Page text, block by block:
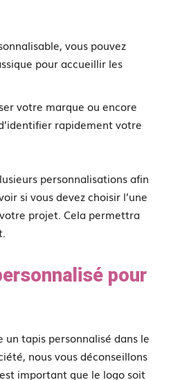
vous pouvez
pour accueillir les
votre marque ou encore
rapidement votre
personnalisations afin
si vous devez choisir l’une
projet. Cela permettra
pour
un tapis personnalisé dans le
nous vous déconseillons
important que le logo soit